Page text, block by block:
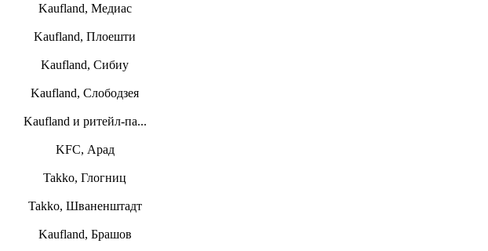
Kaufland, Медиас
Kaufland, Плоешти
Kaufland, Сибиу
Kaufland, Слободзея
Kaufland и ритейл-па...
KFC, Арад
Takko, Глогниц
Takko, Шваненштадт
Kaufland, Брашов